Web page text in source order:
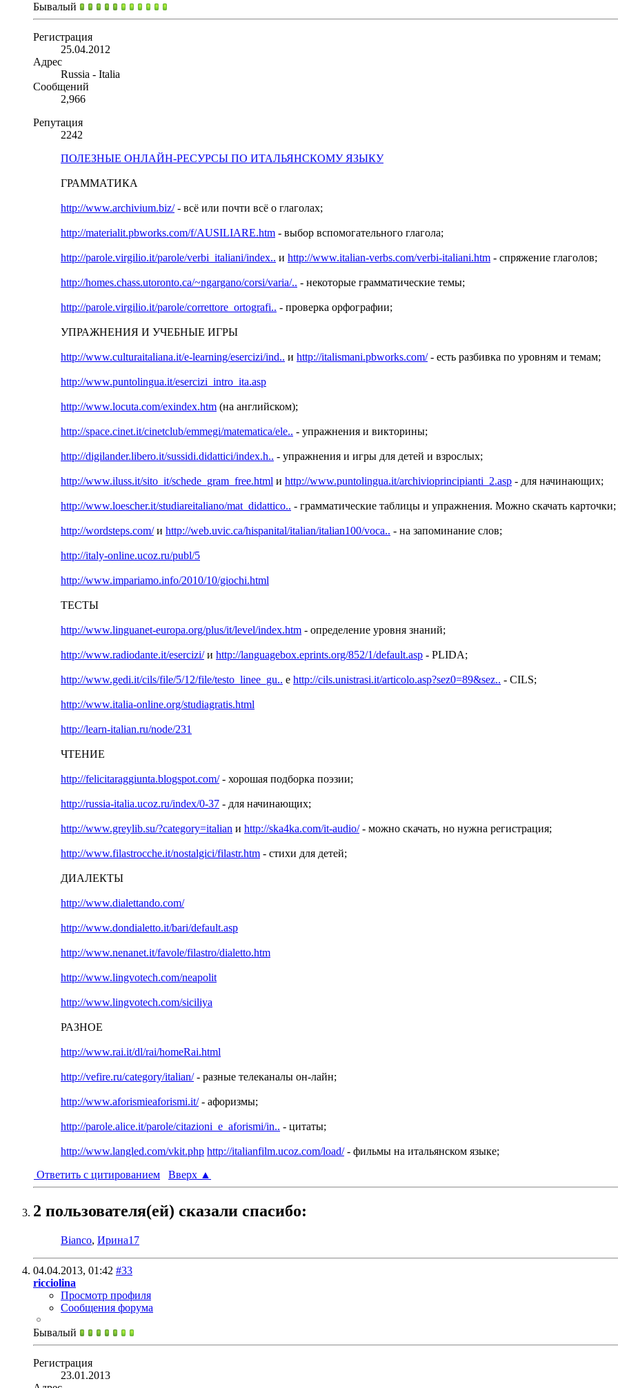
Бывалый
Регистрация
25.04.2012
Адрес
Russia - Italia
Сообщений
2,966
Репутация
2242
ПОЛЕЗНЫЕ ОНЛАЙН-РЕСУРСЫ ПО ИТАЛЬЯНСКОМУ ЯЗЫКУ
ГРАММАТИКА
http://www.archivium.biz/- всё или почти всё о глаголах;
http://materialit.pbworks.com/f/AUSILIARE.htm - выбор вспомогательного глагола;
http://parole.virgilio.it/parole/verbi_italiani/index.. и http://www.italian-verbs.com/verbi-italiani.htm - спряжение глаголов;
http://homes.chass.utoronto.ca/~ngargano/corsi/varia/.. - некоторые грамматические темы;
http://parole.virgilio.it/parole/correttore_ortografi.. - проверка орфографии;
УПРАЖНЕНИЯ И УЧЕБНЫЕ ИГРЫ
http://www.culturaitaliana.it/e-learning/esercizi/ind.. и http://italismani.pbworks.com/- есть разбивка по уровням и темам;
http://www.puntolingua.it/esercizi_intro_ita.asp
http://www.locuta.com/exindex.htm (на английском);
http://space.cinet.it/cinetclub/emmegi/matematica/ele.. - упражнения и викторины;
http://digilander.libero.it/sussidi.didattici/index.h.. - упражнения и игры для детей и взрослых;
http://www.iluss.it/sito_it/schede_gram_free.html и http://www.puntolingua.it/archivioprincipianti_2.asp - для начинающих;
http://www.loescher.it/studiareitaliano/mat_didattico.. - грамматические таблицы и упражнения. Можно скачать карточки;
http://wordsteps.com/и http://web.uvic.ca/hispanital/italian/italian100/voca.. - на запоминание слов;
http://italy-online.ucoz.ru/publ/5
http://www.impariamo.info/2010/10/giochi.html
ТЕСТЫ
http://www.linguanet-europa.org/plus/it/level/index.htm - определение уровня знаний;
http://www.radiodante.it/esercizi/и http://languagebox.eprints.org/852/1/default.asp - PLIDA;
http://www.gedi.it/cils/file/5/12/file/testo_linee_gu.. e http://cils.unistrasi.it/articolo.asp?sez0=89&sez.. - CILS;
http://www.italia-online.org/studiagratis.html
http://learn-italian.ru/node/231
ЧТЕНИЕ
http://felicitaraggiunta.blogspot.com/- хорошая подборка поэзии;
http://russia-italia.ucoz.ru/index/0-37 - для начинающих;
http://www.greylib.su/?category=italian и http://ska4ka.com/it-audio/- можно скачать, но нужна регистрация;
http://www.filastrocche.it/nostalgici/filastr.htm - стихи для детей;
ДИАЛЕКТЫ
http://www.dialettando.com/
http://www.dondialetto.it/bari/default.asp
http://www.nenanet.it/favole/filastro/dialetto.htm
http://www.lingvotech.com/neapolit
http://www.lingvotech.com/siciliya
РАЗНОЕ
http://www.rai.it/dl/rai/homeRai.html
http://vefire.ru/category/italian/- разные телеканалы он-лайн;
http://www.aforismieaforismi.it/- афоризмы;
http://parole.alice.it/parole/citazioni_e_aforismi/in.. - цитаты;
http://www.langled.com/vkit.php http://italianfilm.ucoz.com/load/- фильмы на итальянском языке;
Ответить с цитированием
Вверх ▲
2 пользователя(ей) сказали cпасибо:
Bianco, Ирина17
04.04.2013, 01:42 #33
ricciolina
Просмотр профиля
Сообщения форума
Бывалый
Регистрация
23.01.2013